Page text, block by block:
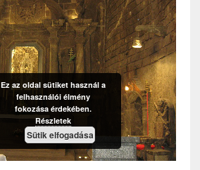
Ez az oldal sütiket használ a
felhasználói élmény
fokozása érdekében.
Részletek
Sütik elfogadása